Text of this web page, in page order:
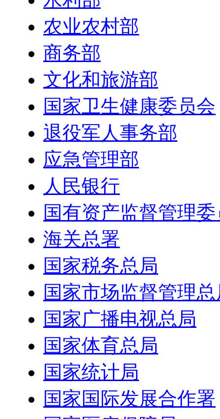
农业农村部
商务部
文化和旅游部
国家卫生健康委员会
退役军人事务部
应急管理部
人民银行
国有资产监督管理
海关总署
国家税务总局
国家市场监督管理
国家广播电视总局
国家体育总局
国家统计局
国家国际发展合作署